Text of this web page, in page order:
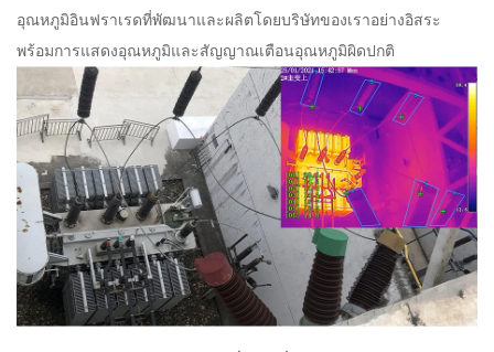
อุณหภูมิอินฟราเรดที่พัฒนาและผลิตโดยบริษัทของเราอย่างอิสระ
พร้อมการแสดงอุณหภูมิและสัญญาณเตือนอุณหภูมิผิดปกติ